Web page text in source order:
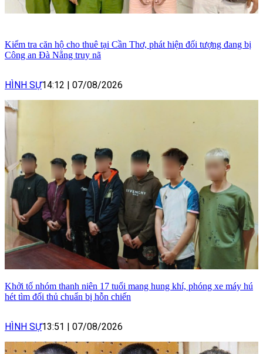
Kiểm tra căn hộ cho thuê tại Cần Thơ, phát hiện đối tượng đang bị
Công an Đà Nẵng truy nã
HÌNH SỰ14:12 07/08/2026
Khởi tố nhóm thanh niên 17 tuổi mang hung khí, phóng xe máy hú
hét tìm đối thủ chuẩn bị hỗn chiến
HÌNH SỰ13:51 07/08/2026